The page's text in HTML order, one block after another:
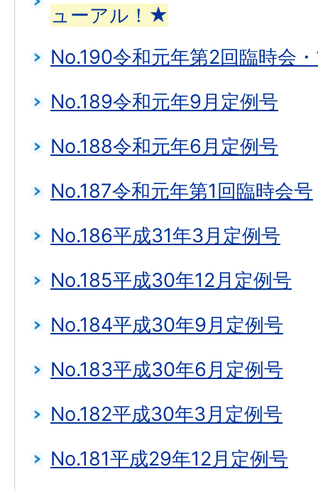
ューアル！★
No.190令和元年第2回臨時会
No.189令和元年9月定例号
No.188令和元年6月定例号
No.187令和元年第1回臨時会号
No.186平成31年3月定例号
No.185平成30年12月定例号
No.184平成30年9月定例号
No.183平成30年6月定例号
No.182平成30年3月定例号
No.181平成29年12月定例号